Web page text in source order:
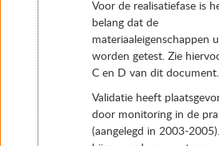
Voor de realisatiefase is
belang dat de
materiaaleigenschappen
worden getest. Zie
C en D van dit document.
Validatie heeft
door monitoring in de
(aangelegd in 2003-